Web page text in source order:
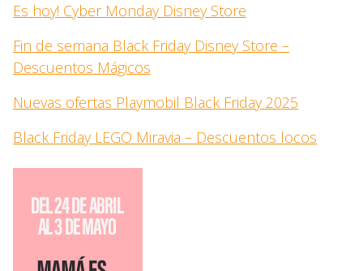
Es hoy! Cyber Monday Disney Store
Fin de semana Black Friday Disney Store –
Descuentos Mágicos
Nuevas ofertas Playmobil Black Friday 2025
Black Friday LEGO Miravia – Descuentos locos